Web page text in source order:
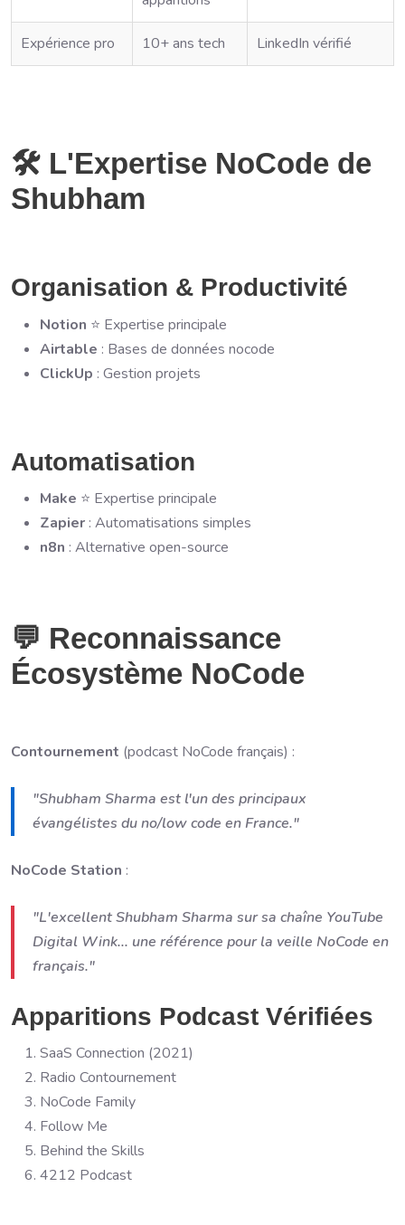
Expérience pro 10+ ans tech LinkedIn vérifié
🛠️ L'Expertise NoCode de
Shubham
Organisation & Productivité
Notion ⭐ Expertise principale
Airtable : Bases de données nocode
ClickUp : Gestion projets
Automatisation
Make ⭐ Expertise principale
Zapier : Automatisations simples
n8n : Alternative open-source
💬 Reconnaissance
Écosystème NoCode
Contournement (podcast NoCode français) :
"Shubham Sharma est l'un des principaux
évangélistes du no/low code en France."
NoCode Station :
"L'excellent Shubham Sharma sur sa chaîne YouTube
Digital Wink... une référence pour la veille NoCode en
français."
Apparitions Podcast Vérifiées
SaaS Connection (2021)
Radio Contournement
NoCode Family
Follow Me
Behind the Skills
4212 Podcast